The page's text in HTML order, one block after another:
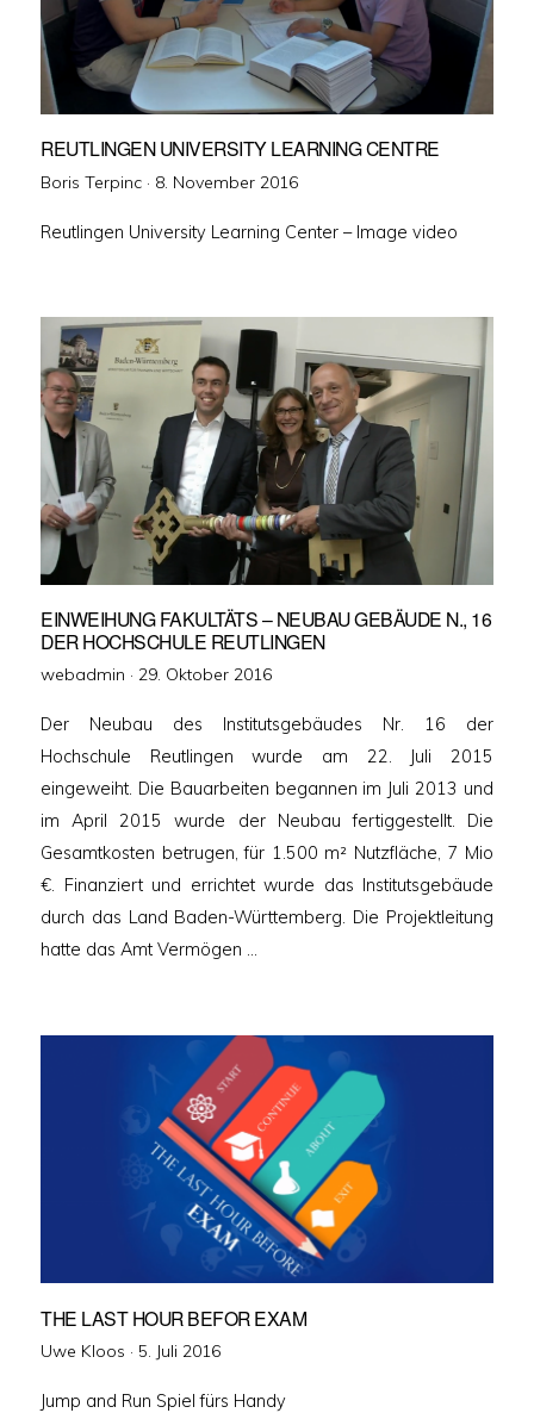
REUTLINGEN UNIVERSITY LEARNING CENTRE
Boris Terpinc · Veröffentlicht
8. November 2016
Reutlingen University Learning Center – Image video
EINWEIHUNG FAKULTÄTS – NEUBAU GEBÄUDE N., 16
DER HOCHSCHULE REUTLINGEN
webadmin · Veröffentlicht
29. Oktober 2016
Der Neubau des Institutsgebäudes Nr. 16 der
Hochschule Reutlingen wurde am 22. Juli 2015
eingeweiht. Die Bauarbeiten begannen im Juli 2013 und
im April 2015 wurde der Neubau fertiggestellt. Die
Gesamtkosten betrugen, für 1.500 m² Nutzfläche, 7 Mio
€. Finanziert und errichtet wurde das Institutsgebäude
durch das Land Baden-Württemberg. Die Projektleitung
hatte das Amt Vermögen …
THE LAST HOUR BEFOR EXAM
Uwe Kloos · Veröffentlicht
5. Juli 2016
Jump and Run Spiel fürs Handy